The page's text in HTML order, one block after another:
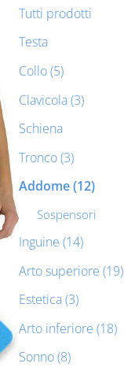
Tutti prodotti
Testa
Collo (5)
Clavicola (3)
Schiena
Tronco (3)
Addome (12)
Sospensori
Inguine (14)
Arto superiore (19)
Estetica (3)
Arto inferiore (18)
Sonno (8)